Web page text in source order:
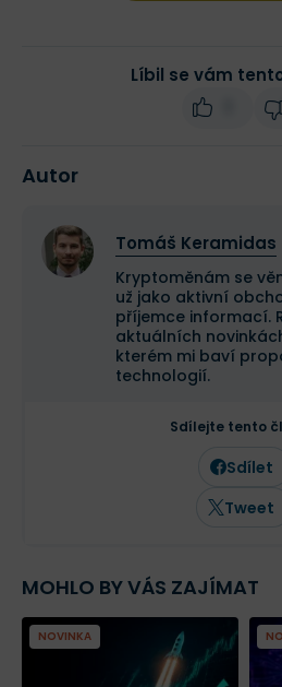
Líbil se vám
Autor
Tomáš Keramidas
Kryptoměnám se
už jako aktivní
příjemce informací.
aktuálních
kterém mi baví
technologií.
Sdílejte tento
Sdílet
Tweet
MOHLO BY VÁS ZAJÍMAT
NOVINKA